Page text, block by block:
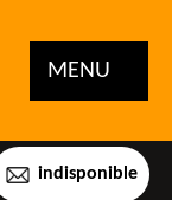
MENU
indisponible